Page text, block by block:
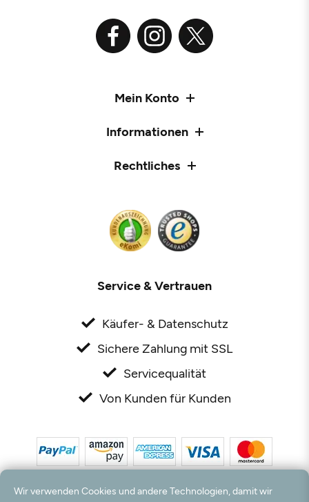
Mein Konto
Informationen
Rechtliches
Service & Vertrauen
Käufer- & Datenschutz
Sichere Zahlung mit SSL
Servicequalität
Von Kunden für Kunden
Wir verwenden Cookies und andere Technologien, damit wir